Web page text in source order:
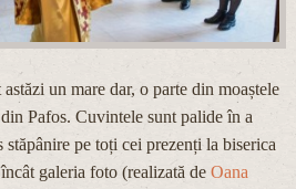
un mare dar, o parte din moaștele
Pafos. Cuvintele sunt palide în a
stăpânire pe toți cei prezenți la biserica
galeria foto (realizată de Oana